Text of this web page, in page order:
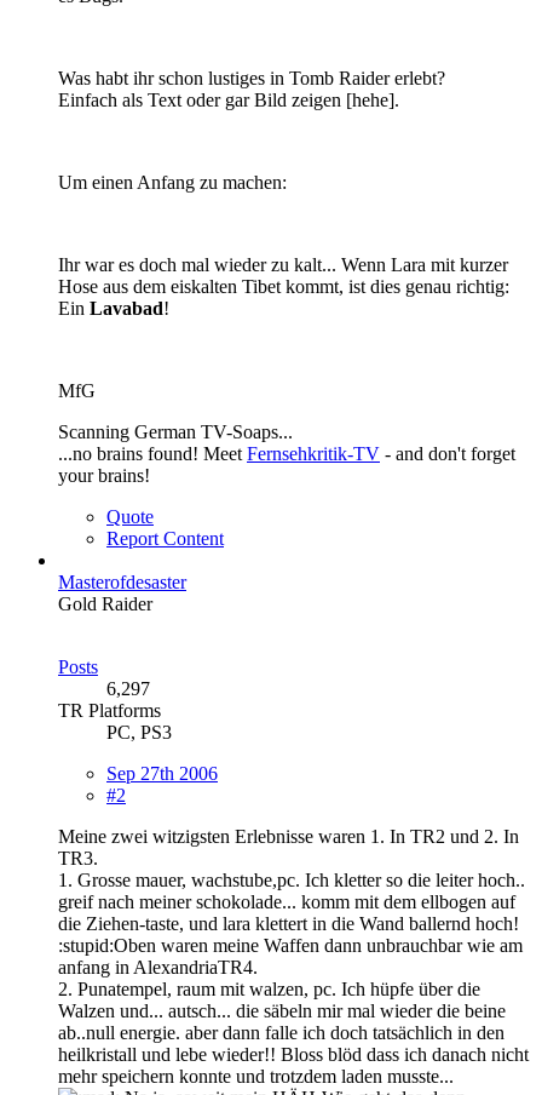
Was habt ihr schon lustiges in Tomb Raider erlebt?
Einfach als Text oder gar Bild zeigen [hehe].
Um einen Anfang zu machen:
Ihr war es doch mal wieder zu kalt... Wenn Lara mit kurzer
Hose aus dem eiskalten Tibet kommt, ist dies genau richtig:
Ein Lavabad!
MfG
Scanning German TV-Soaps...
...no brains found! Meet Fernsehkritik-TV - and don't forget
your brains!
Quote
Report Content
Masterofdesaster
Gold Raider
Posts
6,297
TR Platforms
PC, PS3
Sep 27th 2006
#2
Meine zwei witzigsten Erlebnisse waren 1. In TR2 und 2. In
TR3.
1. Grosse mauer, wachstube,pc. Ich kletter so die leiter hoch..
greif nach meiner schokolade... komm mit dem ellbogen auf
die Ziehen-taste, und lara klettert in die Wand ballernd hoch!
:stupid:Oben waren meine Waffen dann unbrauchbar wie am
anfang in AlexandriaTR4.
2. Punatempel, raum mit walzen, pc. Ich hüpfe über die
Walzen und... autsch... die säbeln mir mal wieder die beine
ab..null energie. aber dann falle ich doch tatsächlich in den
heilkristall und lebe wieder!! Bloss blöd dass ich danach nicht
mehr speichern konnte und trotzdem laden musste...